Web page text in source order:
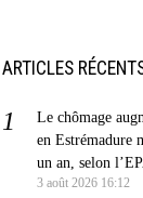
ARTICLES
Le chômage
en Estrémadure
un an, selon
3 août 2026 16:12